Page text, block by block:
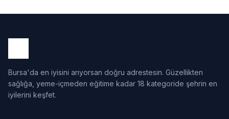
Bursa'da en iyisini arıyorsan doğru adrestesin. Güzellikten
sağlığa, yeme-içmeden eğitime kadar 18 kategoride şehrin en
iyilerini keşfet.